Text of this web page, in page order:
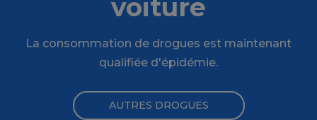
voiture
La consommation de drogues est maintenant
qualifiée d'épidémie.
AUTRES DROGUES